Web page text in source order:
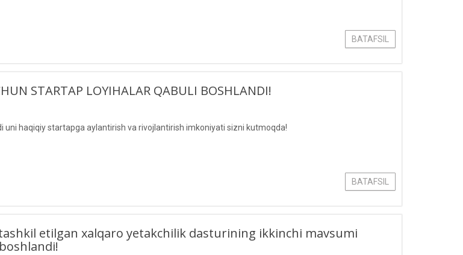
BATAFSIL
STARTAP LOYIHALAR QABULI BOSHLANDI!
uni haqiqiy startapga aylantirish va rivojlantirish imkoniyati sizni kutmoqda!
BATAFSIL
etilgan xalqaro yetakchilik dasturining ikkinchi mavsumi